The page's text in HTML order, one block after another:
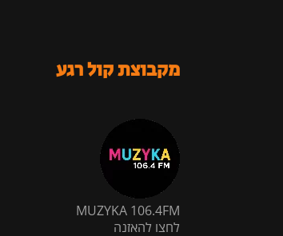
מקבוצת קול רגע
MUZYKA 106.4FM
לחצו להאזנה